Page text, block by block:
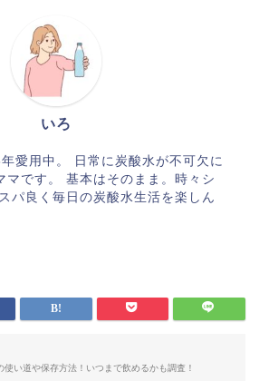
いろ
愛用中。 日常に炭酸水が不可欠に
マです。 基本はそのまま。時々シ
パ良く毎日の炭酸水生活を楽しん
使い道や保存方法！いつまで飲めるかも調査！